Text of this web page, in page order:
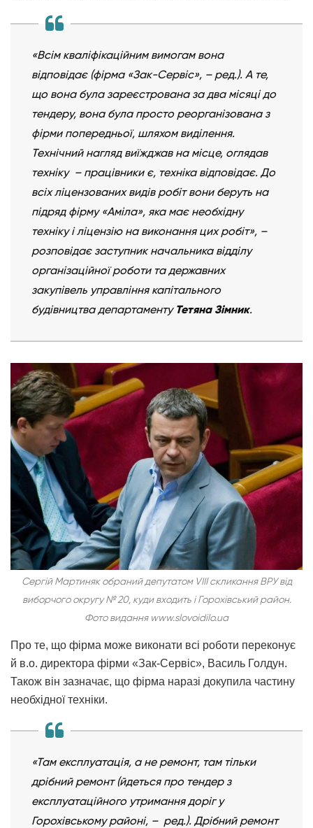
«Всім кваліфікаційним вимогам вона
відповідає (фірма «Зак-Сервіс», – ред.). А те,
що вона була зареєстрована за два місяці до
тендеру, вона була просто реорганізована з
фірми попередньої, шляхом виділення.
Технічний нагляд виїжджав на місце, оглядав
техніку – працівники є, техніка відповідає. До
всіх ліцензованих видів робіт вони беруть на
підряд фірму «Аміла», яка має необхідну
техніку і ліцензію на виконання цих робіт», –
розповідає заступник начальника відділу
організаційної роботи та державних
закупівель управління капітального
будівництва департаменту Тетяна Зімник.
Сергій Мартиняк обраний депутатом VIIІ скликання ВРУ від
виборчого округу № 20, куди входить і Горохівський район.
Фото видання www.slovoidilo.ua
Про те, що фірма може виконати всі роботи переконує
й в.о. директора фірми «Зак-Сервіс», Василь Голдун.
Також він зазначає, що фірма наразі докупила частину
необхідної техніки.
«Там експлуатація, а не ремонт, там тільки
дрібний ремонт (йдеться про тендер з
експлуатаційного утримання доріг у
Горохівському районі, – ред.). Дрібний ремонт